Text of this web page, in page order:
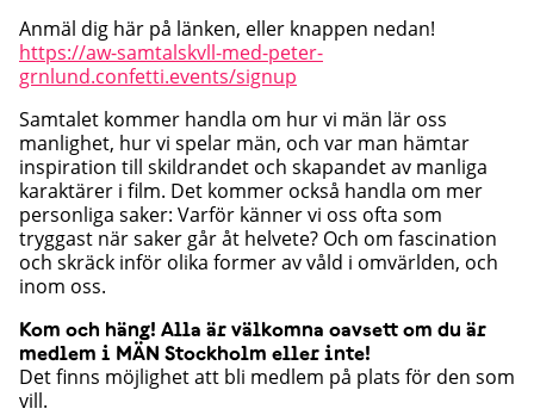
Anmäl dig här på länken, eller knappen nedan!
https://aw-samtalskvll-med-peter-
grnlund.confetti.events/signup
Samtalet kommer handla om hur vi män lär oss
manlighet, hur vi spelar män, och var man hämtar
inspiration till skildrandet och skapandet av manliga
karaktärer i film. Det kommer också handla om mer
personliga saker: Varför känner vi oss ofta som
tryggast när saker går åt helvete? Och om fascination
och skräck inför olika former av våld i omvärlden, och
inom oss.
Kom och häng! Alla är välkomna oavsett om du är
medlem i MÄN Stockholm eller inte!
Det finns möjlighet att bli medlem på plats för den som
vill.